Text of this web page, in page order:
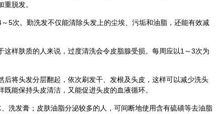
脱发。
5次。勤洗发不仅能清除头发上的尘埃、污垢和油脂，还能有效减
这样肤质的人来说，过度清洗会令皮脂腺受损。每周应以1～3次为
后将头发分层翻起，依次刷发干、发根及头皮，这样可以减少洗头
能保持头皮清洁，又能促进头皮的血液循环。
洗发膏；皮肤油脂分泌较多的人，可间断地使用含有硫磺等去油脂